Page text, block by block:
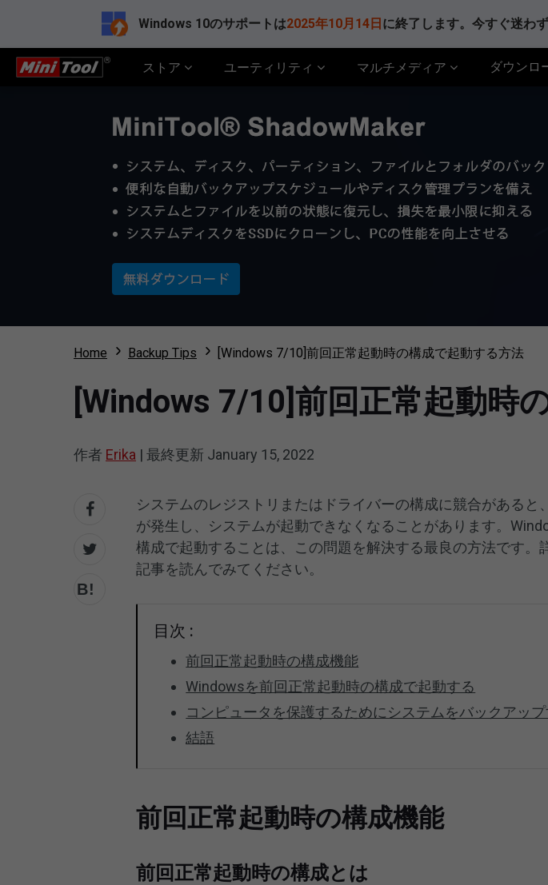
Windows 10のサポートは2025年10月14日 に終了します。今すぐ迷わ
ストア ユーティリティ マルチメディア ダウンロ
Home Backup Tips [Windows 7/10]前回正常起動時の構成で起動する方法
[Windows 7/10]前回正常起動時
作者 Erika | 最終更新 January 15, 2022
システムのレジストリまたはドライバーの構成に競合があると
が発生し、システムが起動できなくなることがあります。
構成で起動することは、この問題を解決する最良の方法です。
記事を読んでみてください。
目次 :
前回正常起動時の構成機能
Windowsを前回正常起動時の構成で起動する
コンピュータを保護するためにシステムをバックアップ
結語
前回正常起動時の構成機能
前回正常起動時の構成とは